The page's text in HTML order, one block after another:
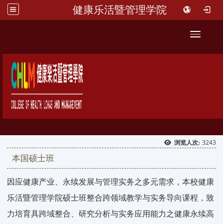
健康乐活暨管理学院
Toggle
浏览人次: 3243
本国硕士班
因应健康产业、永续发展与管理实务之多元需求，本校健康
乐活暨管理学院硕士班整合跨领域教学与实务导向课程，致
力培育具跨域整合、研究分析与实务应用能力之健康永续高